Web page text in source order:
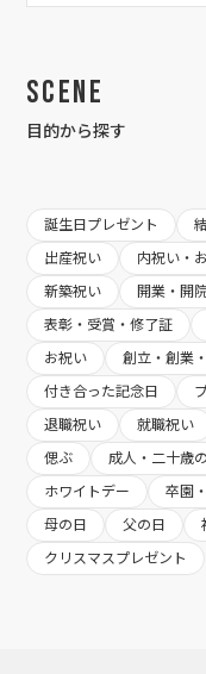
Scene
目的から探す
誕生日プレゼント
出産祝い
内祝い・
新築祝い
開業・開
表彰・受賞・修了証
お祝い
創立・創業
付き合った記念日
退職祝い
就職祝い
偲ぶ
成人・二十歳
ホワイトデー
卒園
母の日
父の日
クリスマスプレゼント